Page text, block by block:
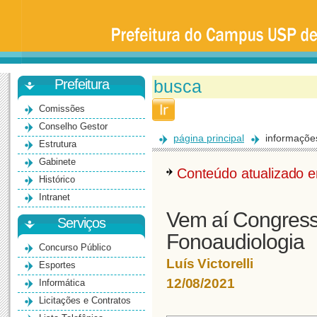
Universidade
São
Paulo
-
BauruPrefeitura
Comissões
Conselho Gestor
Estrutura
Gabinete
Histórico
Intranet
Serviços
Concurso Público
Esportes
Informática
Licitações e Contratos
página principal
Conteúdo atualizado
Vem aí
Fonoaudiologia
Luís Victorelli
12/08/2021